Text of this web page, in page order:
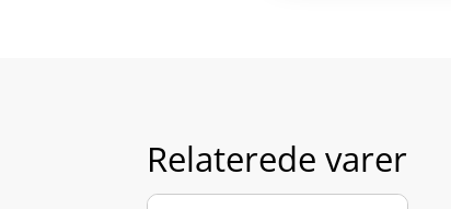
Relaterede varer